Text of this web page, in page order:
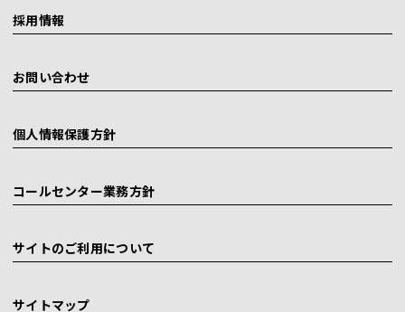
採用情報
お問い合わせ
個人情報保護方針
コールセンター業務方針
サイトのご利用について
サイトマップ